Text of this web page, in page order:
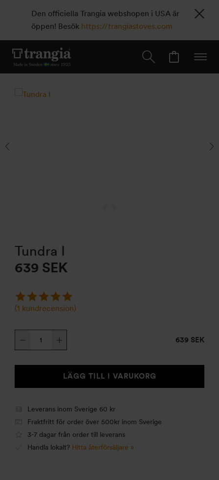
Den officiella Trangia webshopen i USA är
öppen! Besök https://trangiastoves.com
Tundra I
639 SEK
(1 kundrecension)
I
639 SEK
LÄGG TILL I VARUKORG
Leverans inom Sverige 60 kr
Fraktfritt för order över 500kr inom Sverige
3-7 dagar från order till leverans
Handla lokalt? Hitta återförsäljare »